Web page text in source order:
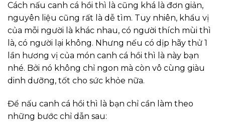
Cách nấu canh cá hồi thì là cũng khá là đơn giản,
nguyên liệu cũng rất là dễ tìm. Tuy nhiên, khẩu vị
của mỗi người là khác nhau, có người thích mùi thì
là, có người lại không. Nhưng nếu có dịp hãy thử 1
lần hương vị của món canh cá hồi thì là này bạn
nhé. Bởi nó không chỉ ngon mà còn vô cùng giàu
dinh dưỡng, tốt cho sức khỏe nữa.
Để nấu canh cá hồi thì là bạn chỉ cần làm theo
những bước chỉ dẫn sau: